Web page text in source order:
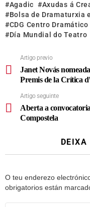
Agadic
Axudas á
Bolsa de Dramaturxia
CDG Centro
Día Mundial do Teatro
Artigo previo
Janet Novás
Premis de la Crítica
Artigo seguinte
Aberta a
Compostela
DEIXA
O teu enderezo
obrigatorios están